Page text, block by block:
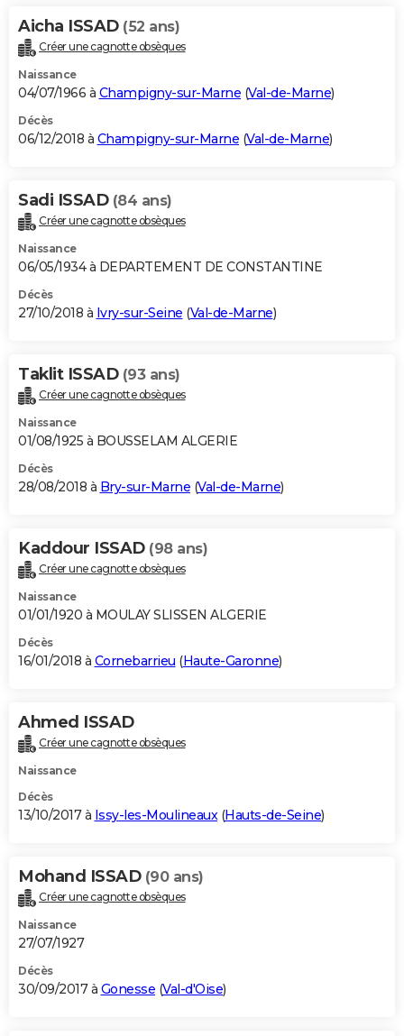
Aicha ISSAD (52 ans)
Créer une cagnotte obsèques
Naissance
04/07/1966 à Champigny-sur-Marne (Val-de-Marne)
Décès
06/12/2018 à Champigny-sur-Marne (Val-de-Marne)
Sadi ISSAD (84 ans)
Créer une cagnotte obsèques
Naissance
06/05/1934 à DEPARTEMENT DE CONSTANTINE
Décès
27/10/2018 à Ivry-sur-Seine (Val-de-Marne)
Taklit ISSAD (93 ans)
Créer une cagnotte obsèques
Naissance
01/08/1925 à BOUSSELAM ALGERIE
Décès
28/08/2018 à Bry-sur-Marne (Val-de-Marne)
Kaddour ISSAD (98 ans)
Créer une cagnotte obsèques
Naissance
01/01/1920 à MOULAY SLISSEN ALGERIE
Décès
16/01/2018 à Cornebarrieu (Haute-Garonne)
Ahmed ISSAD
Créer une cagnotte obsèques
Naissance
Décès
13/10/2017 à Issy-les-Moulineaux(Hauts-de-Seine)
Mohand ISSAD (90 ans)
Créer une cagnotte obsèques
Naissance
27/07/1927
Décès
30/09/2017 à Gonesse (Val-d'Oise)